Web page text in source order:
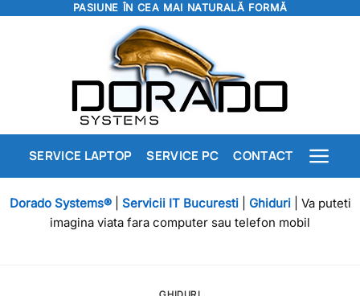
PASIUNE ÎN CEA MAI NATURALĂ FORMĂ
SERVICE LAPTOP SERVICE PC CONTACT
Dorado Systems®| Servicii IT Bucuresti| Ghiduri| Va puteti
imagina viata fara computer sau telefon mobil